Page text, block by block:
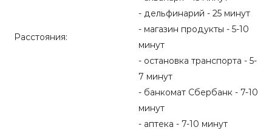
Расстояния:
- дельфинарий - 25 минут
- магазин продукты - 5-10
минут
- остановка транспорта - 5-
7 минут
- банкомат Сбербанк - 7-10
минут
- аптека - 7-10 минут